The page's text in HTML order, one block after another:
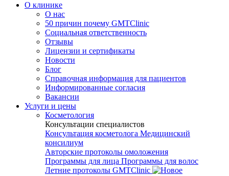
О клинике
О нас
50 причин почему GMTClinic
Социальная ответственность
Отзывы
Лицензии и сертификаты
Новости
Блог
Справочная информация для пациентов
Информированные согласия
Вакансии
Услуги и цены
Косметология
Консультации специалистов
Консультация косметолога Медицинский
консилиум
Авторские протоколы омоложения
Программы для лица Программы для волос
Летние протоколы GMTClinic